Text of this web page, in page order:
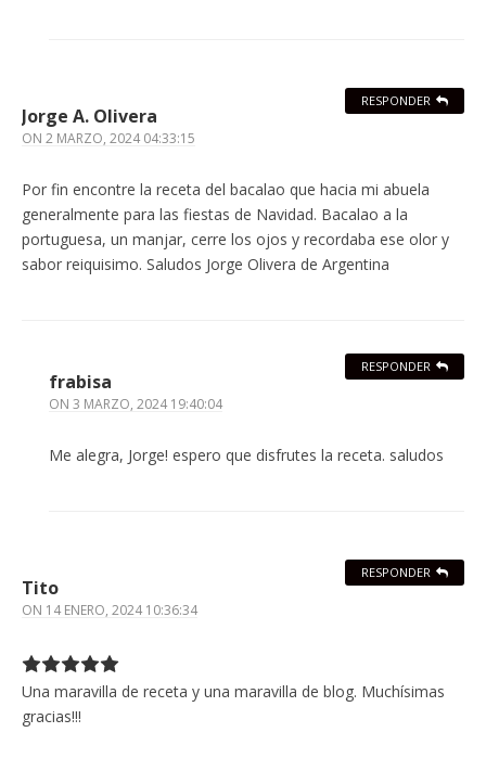
Jorge A. Olivera
ON 2 MARZO, 2024 04:33:15
Por fin encontre la receta del bacalao que hacia mi abuela
generalmente para las fiestas de Navidad. Bacalao a la
portuguesa, un manjar, cerre los ojos y recordaba ese olor y
sabor reiquisimo. Saludos Jorge Olivera de Argentina
RESPONDER
frabisa
ON 3 MARZO, 2024 19:40:04
Me alegra, Jorge! espero que disfrutes la receta. saludos
RESPONDER
Tito
ON 14 ENERO, 2024 10:36:34
Una maravilla de receta y una maravilla de blog. Muchísimas
gracias!!!
RESPONDER